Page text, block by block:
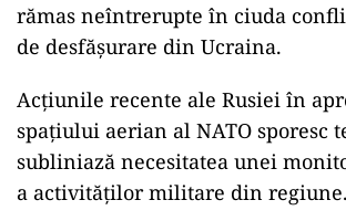
rămas neîntrerupte în ciuda
de desfășurare din Ucraina.